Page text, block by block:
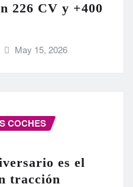
226 CV y +400
May 15, 2026
COCHES
es el
tracción